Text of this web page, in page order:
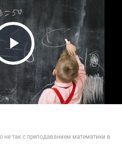
Video